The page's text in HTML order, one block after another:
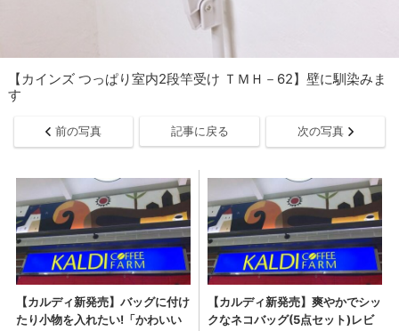
【カインズ つっぱり室内2段竿受け ＴＭＨ－62】壁に馴染みま
す
前の写真 記事に戻る 次の写真